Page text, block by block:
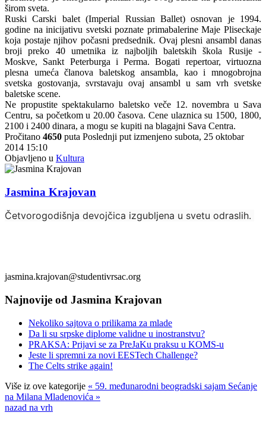
širom sveta.
Ruski Carski balet (Imperial Russian Ballet) osnovan je 1994.
godine na inicijativu svetski poznate primabalerine Maje Pliseckaje
koja postaje njihov počasni predsednik. Ovaj plesni ansambl danas
broji preko 40 umetnika iz najboljih baletskih škola Rusije -
Moskve, Sankt Peterburga i Perma. Bogati repertoar, virtuozna
plesna umeća članova baletskog ansambla, kao i mnogobrojna
svetska gostovanja, svrstavaju ovaj ansambl u sam vrh svetske
baletske scene.
Ne propustite spektakularno baletsko veče 12. novembra u Sava
Centru, sa početkom u 20.00 časova. Cene ulaznica su 1500, 1800,
2100 i 2400 dinara, a mogu se kupiti na blagajni Sava Centra.
Pročitano 4650 puta Poslednji put izmenjeno subota, 25 oktobar
2014 15:10
Objavljeno u Kultura
Jasmina Krajovan
Četvorogodišnja devojčica izgubljena u svetu odraslih.
jasmina.krajovan@studentivrsac.org
Najnovije od Jasmina Krajovan
Nekoliko sajtova o prilikama za mlade
Da li su srpske diplome validne u inostranstvu?
PRAKSA: Prijavi se za PreJaKu praksu u KOMS-u
Jeste li spremni za novi EESTech Challenge?
The Celts strike again!
Više iz ove kategorije « 59. međunarodni beogradski sajam Sećanje
na Milana Mladenovića »
nazad na vrh